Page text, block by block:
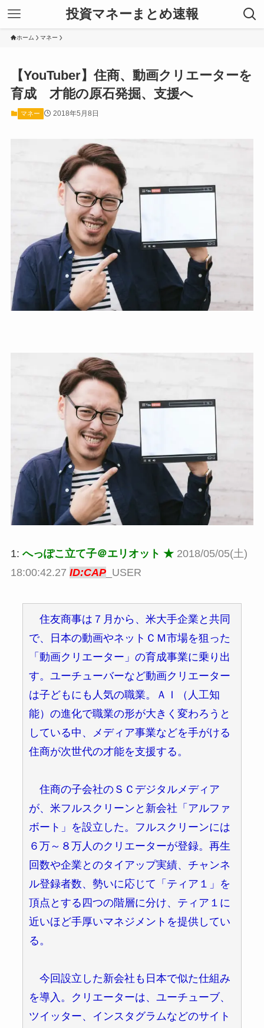
投資マネーまとめ速報
ホーム マネー
【YouTuber】住商、動画クリエーターを
育成 才能の原石発掘、支援へ
マネー 2018年5月8日
1: へっぽこ立て子＠エリオット ★ 2018/05/05(土)
18:00:42.27 ID:CAP_USER
住友商事は７月から、米大手企業と共同
で、日本の動画やネットＣＭ市場を狙った
「動画クリエーター」の育成事業に乗り出
す。ユーチューバーなど動画クリエーター
は子どもにも人気の職業。ＡＩ（人工知
能）の進化で職業の形が大きく変わろうと
している中、メディア事業などを手がける
住商が次世代の才能を支援する。
住商の子会社のＳＣデジタルメディア
が、米フルスクリーンと新会社「アルファ
ボート」を設立した。フルスクリーンには
６万～８万人のクリエーターが登録。再生
回数や企業とのタイアップ実績、チャンネ
ル登録者数、勢いに応じて「ティア１」を
頂点とする四つの階層に分け、ティア１に
近いほど手厚いマネジメントを提供してい
る。
今回設立した新会社も日本で似た仕組み
を導入。クリエーターは、ユーチューブ、
ツイッター、インスタグラムなどのサイト